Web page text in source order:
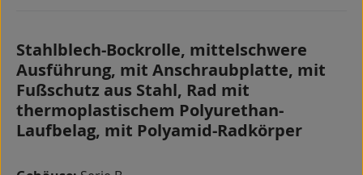
Stahlblech-Bockrolle, mittelschwere
Ausführung, mit Anschraubplatte, mit
Fußschutz aus Stahl, Rad mit
thermoplastischem Polyurethan-
Laufbelag, mit Polyamid-Radkörper